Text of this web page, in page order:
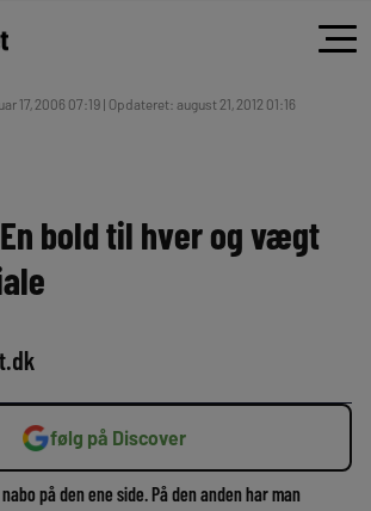
17, 2006 07:19 | Opdateret: august 21, 2012 01:16
bold til hver og vægt
følg på Discover
på den ene side. På den anden har man